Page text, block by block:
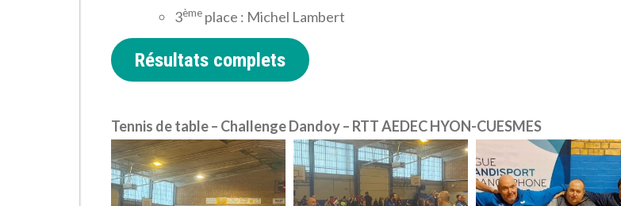
3ème place : Michel Lambert
Résultats complets
Tennis de table – Challenge Dandoy – RTT AEDEC HYON-­CUESMES